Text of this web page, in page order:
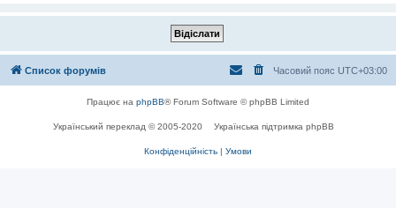
Список форумів Часовий пояс UTC+03:00
Працює на phpBB® Forum Software © phpBB Limited
Український переклад © 2005-2020 Українська підтримка phpBB
Конфіденційність | Умови